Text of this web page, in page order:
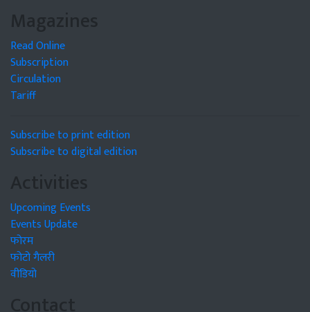
Magazines
Read Online
Subscription
Circulation
Tariff
Subscribe to print edition
Subscribe to digital edition
Activities
Upcoming Events
Events Update
फोरम
फोटो गैलरी
वीडियो
Contact